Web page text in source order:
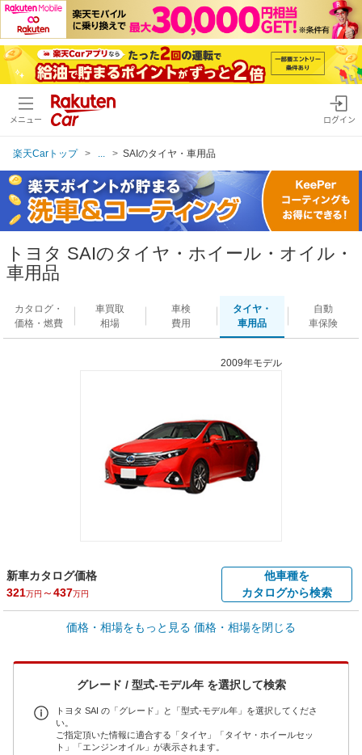
メニュー ログイン
楽天Carトップ SAIのタイヤ・車用品
トヨタ SAIのタイヤ・ホイール・オイル・
車用品
カタログ・
価格・燃費
車買取
相場
車検
費用
タイヤ・
車用品
自動
車保険
2009年モデル
新車カタログ価格
321万円 ～437万円
他車種を
カタログから検索
車買取価格 *
車買取相場
全国平均の車検価格 *
73,850円
楽天Car車検で
店舗を検索
*当該価格は車種別の価格となります。
価格・相場をもっと見る 価格・相場を閉じる
グレード / 型式-モデル年 を選択して検索
トヨタ SAI の「グレード」と「型式-モデル年」を選択してくださ
い。
ご指定頂いた情報に適合する「タイヤ」「タイヤ・ホイールセッ
ト」「エンジンオイル」が表示されます。